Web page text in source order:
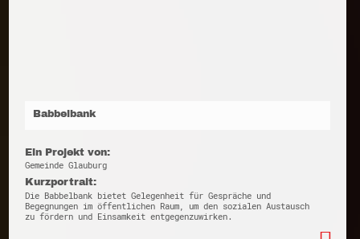
Babbelbank
Ein Projekt von:
Gemeinde Glauburg
Kurzportrait:
Die Babbelbank bietet Gelegenheit für Gespräche und
Begegnungen im öffentlichen Raum, um den sozialen Austausch
zu fördern und Einsamkeit entgegenzuwirken.